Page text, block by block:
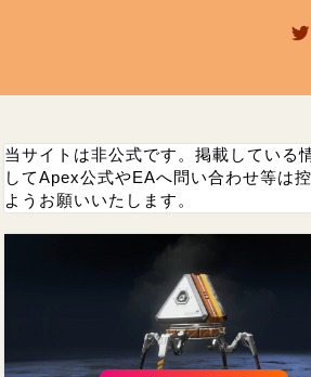
当サイトは非公式です。掲載している
してApex公式やEAへ問い合わせ等は
ようお願いいたします。